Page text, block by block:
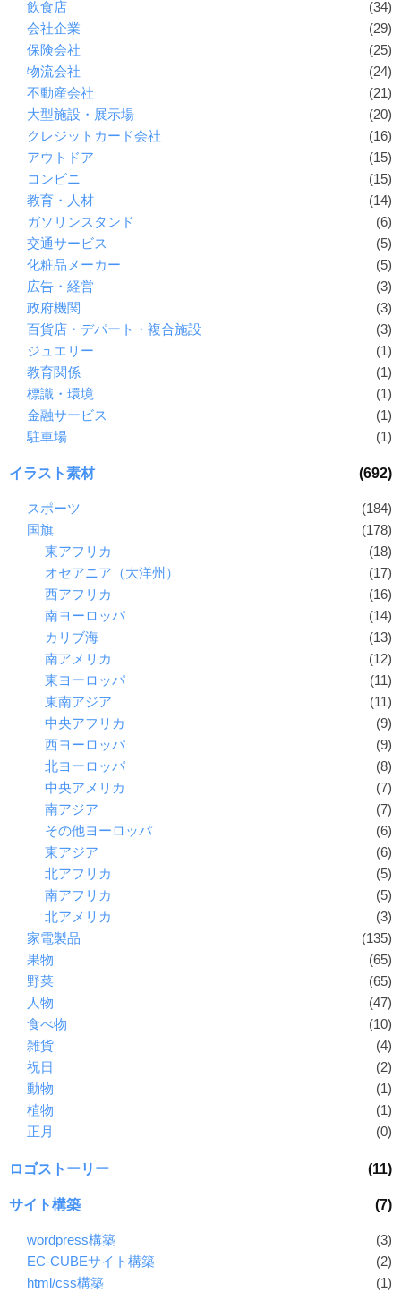
飲食店
(34)
会社企業
(29)
保険会社
(25)
物流会社
(24)
不動産会社
(21)
大型施設・展示場
(20)
クレジットカード会社
(16)
アウトドア
(15)
コンビニ
(15)
教育・人材
(14)
ガソリンスタンド
(6)
交通サービス
(5)
化粧品メーカー
(5)
広告・経営
(3)
政府機関
(3)
百貨店・デパート・複合施設
(3)
ジュエリー
(1)
教育関係
(1)
標識・環境
(1)
金融サービス
(1)
駐車場
(1)
イラスト素材 (692)
スポーツ
(184)
国旗
(178)
東アフリカ
(18)
オセアニア（大洋州）
(17)
西アフリカ
(16)
南ヨーロッパ
(14)
カリブ海
(13)
南アメリカ
(12)
東ヨーロッパ
(11)
東南アジア
(11)
中央アフリカ
(9)
西ヨーロッパ
(9)
北ヨーロッパ
(8)
中央アメリカ
(7)
南アジア
(7)
その他ヨーロッパ
(6)
東アジア
(6)
北アフリカ
(5)
南アフリカ
(5)
北アメリカ
(3)
家電製品
(135)
果物
(65)
野菜
(65)
人物
(47)
食べ物
(10)
雑貨
(4)
祝日
(2)
動物
(1)
植物
(1)
正月
(0)
ロゴストーリー (11)
サイト構築 (7)
wordpress構築
(3)
EC-CUBEサイト構築
(2)
html/css構築
(1)